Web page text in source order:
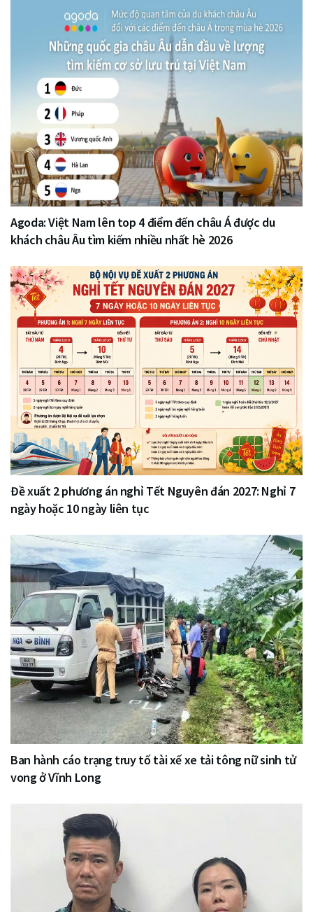
Agoda: Việt Nam lên top 4 điểm đến châu Á được du
khách châu Âu tìm kiếm nhiều nhất hè 2026
Đề xuất 2 phương án nghỉ Tết Nguyên đán 2027: Nghỉ 7
ngày hoặc 10 ngày liên tục
Ban hành cáo trạng truy tố tài xế xe tải tông nữ sinh tử
vong ở Vĩnh Long